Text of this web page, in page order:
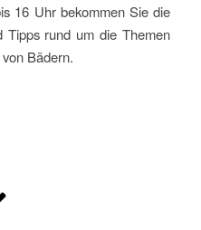
16 Uhr bekommen Sie die
Tipps rund um die Themen
Bädern.